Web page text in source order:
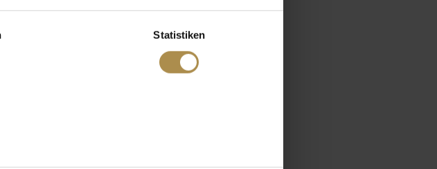
Statistiken